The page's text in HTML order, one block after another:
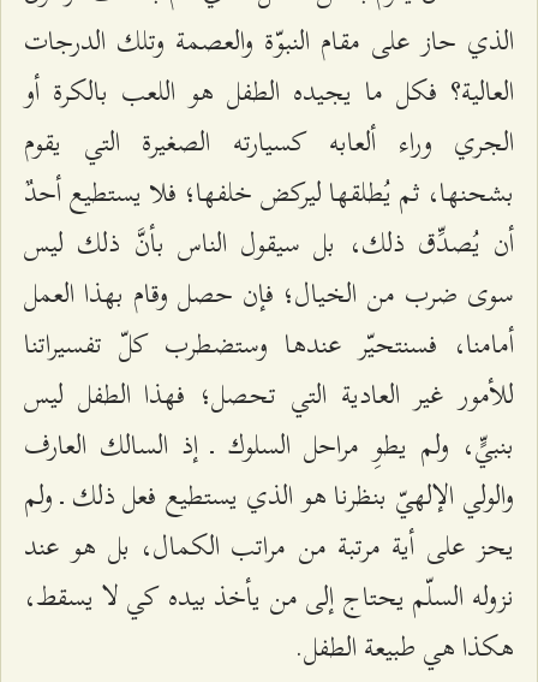
الذي حاز على مقام النبوّة والعصمة وتلك الدرجات
العالية؟ فكل ما يجيده الطفل هو اللعب بالكرة أو
الجري وراء ألعابه كسيارته الصغيرة التي يقوم
بشحنها، ثم يُطلقها ليركض خلفها؛ فلا يستطيع أحدٌ
أن يُصدِّق ذلك، بل سيقول الناس بأنَّ ذلك ليس
سوى ضرب من الخيال؛ فإن حصل وقام بهذا العمل
أمامنا، فسنتحيّر عندها وستضطرب كلّ تفسيراتنا
للأمور غير العادية التي تحصل؛ فهذا الطفل ليس
بنبيٍّ، ولم يطوِ مراحل السلوك ـ إذ السالك العارف
والولي الإلهيّ بنظرنا هو الذي يستطيع فعل ذلك ـ ولم
يحز على أية مرتبة من مراتب الكمال، بل هو عند
نزوله السلّم يحتاج إلى من يأخذ بيده كي لا يسقط،
هكذا هي طبيعة الطفل.